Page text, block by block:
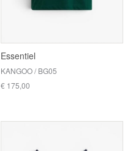
Essentiel
KANGOO / BG05
€ 175,00